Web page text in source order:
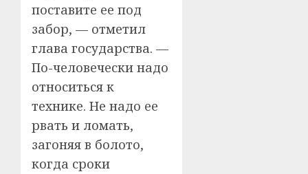
поставите ее под
забор, — отметил
глава государства. —
По-человечески надо
относиться к
технике. Не надо ее
рвать и ломать,
загоняя в болото,
когда сроки